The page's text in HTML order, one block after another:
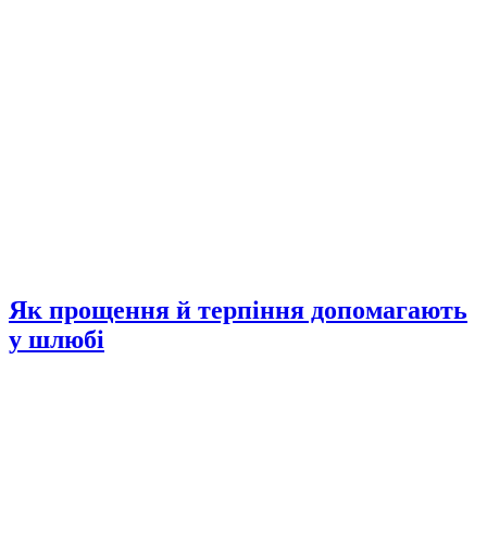
Як прощення й терпіння допомагають
у шлюбі